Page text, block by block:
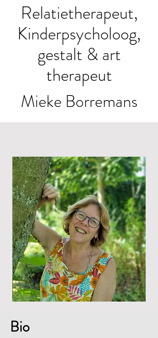
Relatietherapeut,
Kinderpsycholoog,
gestalt & art
therapeut
Mieke Borremans
Bio